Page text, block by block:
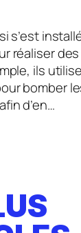
s’est
réaliser
ils
bomber
d’en…